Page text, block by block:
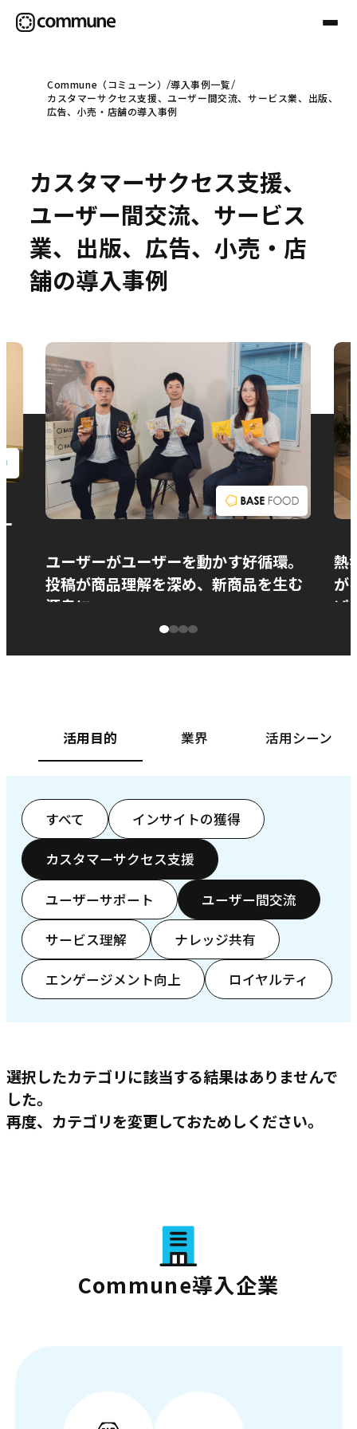
Communeについて
事例
セミナー
お問い合わせ
Commune（コミューン）
導入事例一覧
カスタマーサクセス支援、ユーザー間交流、サービス業、出版、
広告、小売・店舗の導入事例
カスタマーサクセス支援、
ユーザー間交流、サービス
業、出版、広告、小売・店
舗の導入事例
ユーザーがユーザーを動かす好循環。
投稿が商品理解を深め、新商品を生む
源泉に
熱
が
ぱ
活用目的 業界 活用シーン
すべて インサイトの獲得
カスタマーサクセス支援
ユーザーサポート ユーザー間交流
サービス理解 ナレッジ共有
エンゲージメント向上 ロイヤルティ
選択したカテゴリに該当する結果はありませんで
した。
再度、カテゴリを変更しておためしください。
Commune導入企業